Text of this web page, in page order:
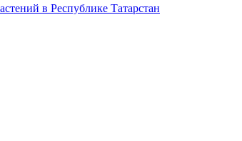
в Республике Татарстан